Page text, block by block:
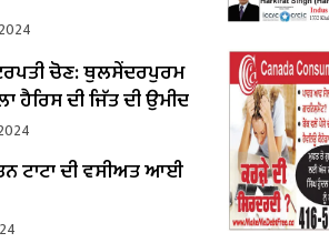
ਚੋਣ: ਥੁਲਸੇਂਦਰਪੁਰਮ
ਹੈਰਿਸ ਦੀ ਜਿੱਤ ਦੀ ਉਮੀਦ
ਟਾਟਾ ਦੀ ਵਸੀਅਤ ਆਈ